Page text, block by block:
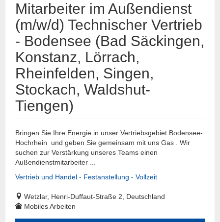
Mitarbeiter im Außendienst
(m/w/d) Technischer Vertrieb
- Bodensee (Bad Säckingen,
Konstanz, Lörrach,
Rheinfelden, Singen,
Stockach, Waldshut-
Tiengen)
Bringen Sie Ihre Energie in unser Vertriebsgebiet Bodensee-
Hochrhein und geben Sie gemeinsam mit uns Gas . Wir
suchen zur Verstärkung unseres Teams einen
Außendienstmitarbeiter ...
Vertrieb und Handel - Festanstellung - Vollzeit
Wetzlar, Henri-Duffaut-Straße 2, Deutschland
Mobiles Arbeiten